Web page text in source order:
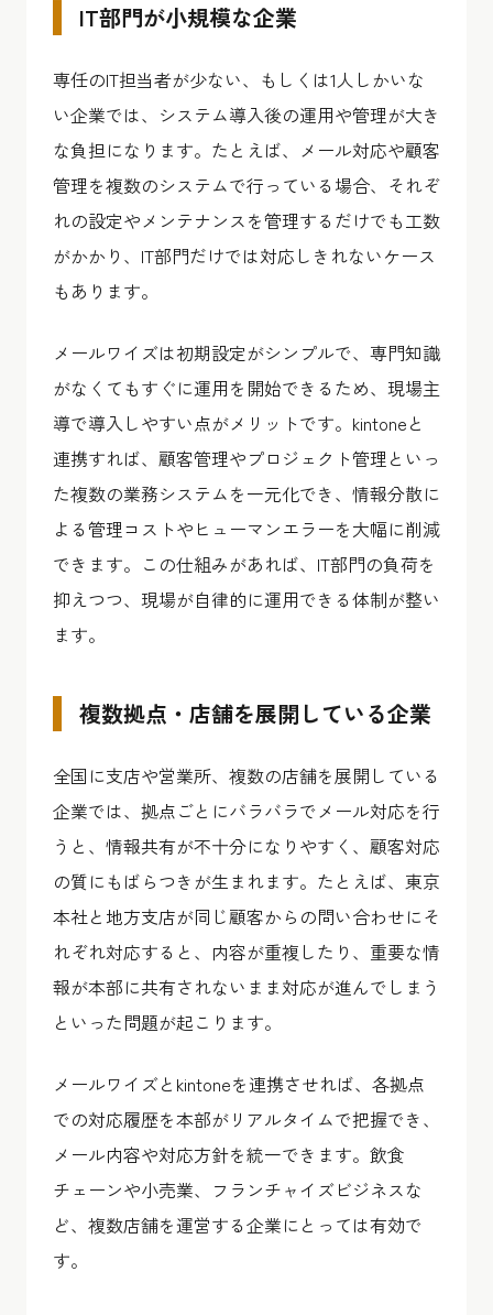
IT部門が小規模な企業
専任のIT担当者が少ない、もしくは1人しかいな
い企業では、システム導入後の運用や管理が大き
な負担になります。たとえば、メール対応や顧客
管理を複数のシステムで行っている場合、それぞ
れの設定やメンテナンスを管理するだけでも工数
がかかり、IT部門だけでは対応しきれないケース
もあります。
メールワイズは初期設定がシンプルで、専門知識
がなくてもすぐに運用を開始できるため、現場主
導で導入しやすい点がメリットです。kintoneと
連携すれば、顧客管理やプロジェクト管理といっ
た複数の業務システムを一元化でき、情報分散に
よる管理コストやヒューマンエラーを大幅に削減
できます。この仕組みがあれば、IT部門の負荷を
抑えつつ、現場が自律的に運用できる体制が整い
ます。
複数拠点・店舗を展開している企業
全国に支店や営業所、複数の店舗を展開している
企業では、拠点ごとにバラバラでメール対応を行
うと、情報共有が不十分になりやすく、顧客対応
の質にもばらつきが生まれます。たとえば、東京
本社と地方支店が同じ顧客からの問い合わせにそ
れぞれ対応すると、内容が重複したり、重要な情
報が本部に共有されないまま対応が進んでしまう
といった問題が起こります。
メールワイズとkintoneを連携させれば、各拠点
での対応履歴を本部がリアルタイムで把握でき、
メール内容や対応方針を統一できます。飲食
チェーンや小売業、フランチャイズビジネスな
ど、複数店舗を運営する企業にとっては有効で
す。